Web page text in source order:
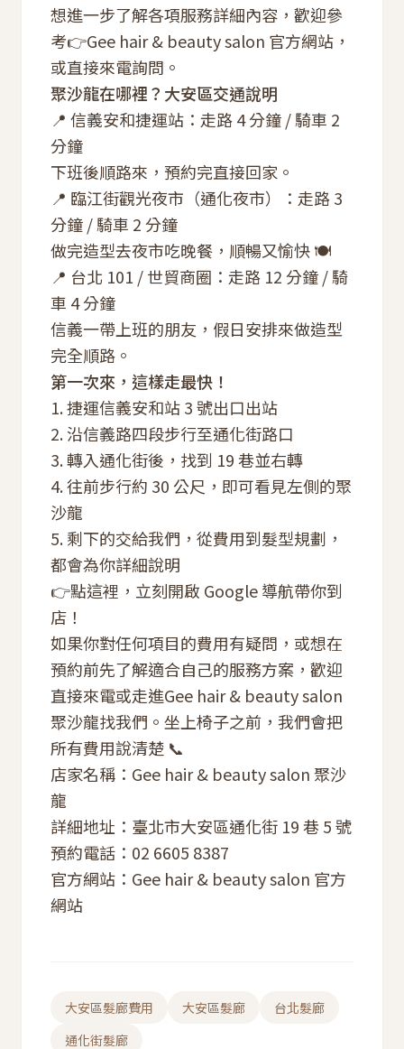
想進一步了解各項服務詳細內容，歡迎參
考👉Gee hair & beauty salon 官方網站 ，
或直接來電詢問。
聚沙龍在哪裡？大安區交通說明
📍 信義安和捷運站：走路 4 分鐘 / 騎車 2
分鐘
下班後順路來，預約完直接回家。
📍 臨江街觀光夜市（通化夜市）：走路 3
分鐘 / 騎車 2 分鐘
做完造型去夜市吃晚餐，順暢又愉快 🍽️
📍 台北 101 / 世貿商圈：走路 12 分鐘 / 騎
車 4 分鐘
信義一帶上班的朋友，假日安排來做造型
完全順路。
第一次來，這樣走最快！
1. 捷運信義安和站 3 號出口出站
2. 沿信義路四段步行至通化街路口
3. 轉入通化街後，找到 19 巷並右轉
4. 往前步行約 30 公尺，即可看見左側的聚
沙龍
5. 剩下的交給我們，從費用到髮型規劃，
都會為你詳細說明
👉點這裡 ，立刻開啟 Google 導航帶你到
店！
如果你對任何項目的費用有疑問，或想在
預約前先了解適合自己的服務方案，歡迎
直接來電或走進Gee hair & beauty salon
聚沙龍找我們。坐上椅子之前，我們會把
所有費用說清楚 📞
店家名稱：Gee hair & beauty salon 聚沙
龍
詳細地址：臺北市大安區通化街 19 巷 5 號
預約電話：02 6605 8387
官方網站： Gee hair & beauty salon 官方
網站
大安區髮廊費用 大安區髮廊
台北髮廊
通化街髮廊